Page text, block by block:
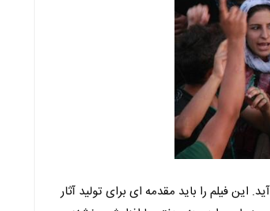
فیلم را باید مقدمه ای برای تولید آثار